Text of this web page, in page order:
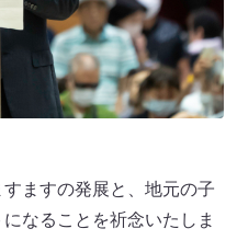
ますの発展と、地元の子
なることを祈念いたしま